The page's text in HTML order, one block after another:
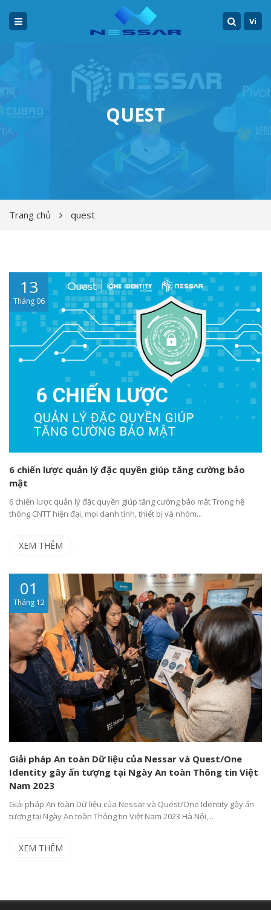
Vi
QUEST
Trang chủ quest
13
Tháng 06
6 chiến lược quản lý đặc quyền giúp tăng cường bảo
mật
6 chiến lược quản lý đặc quyền giúp tăng cường bảo mật Trong hệ
thống CNTT hiện đại, mọi danh tính, thiết bị và nhóm...
XEM THÊM
01
Tháng 12
Giải pháp An toàn Dữ liệu của Nessar và Quest/One
Identity gây ấn tượng tại Ngày An toàn Thông tin Việt
Nam 2023
Giải pháp An toàn Dữ liệu của Nessar và Quest/One Identity gây ấn
tượng tại Ngày An toàn Thông tin Việt Nam 2023 Hà Nội,...
XEM THÊM